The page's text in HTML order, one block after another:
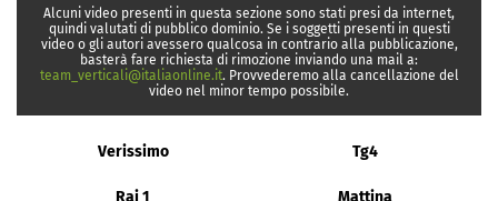
Alcuni video presenti in questa sezione sono stati presi da internet,
quindi valutati di pubblico dominio. Se i soggetti presenti in questi
video o gli autori avessero qualcosa in contrario alla pubblicazione,
basterà fare richiesta di rimozione inviando una mail a:
team_verticali@italiaonline.it. Provvederemo alla cancellazione del
video nel minor tempo possibile.
Verissimo Tg4
Rai 1 Mattina